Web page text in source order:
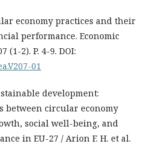
economy practices and their
performance. Economic
(1-2). P. 4-9. DOI:
01
development:
circular economy
social well-being, and
in EU-27 / Arion F. H. et al.